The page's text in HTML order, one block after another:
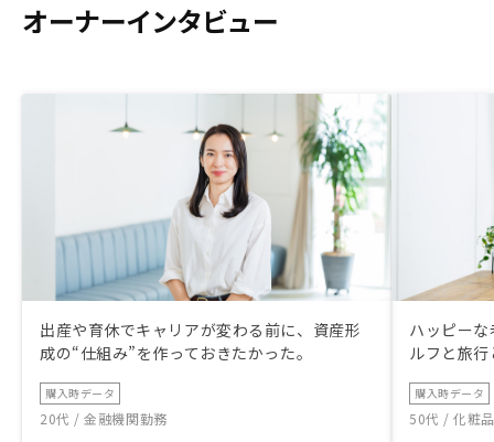
オーナーインタビュー
出産や育休でキャリアが変わる前に、資産形
成の“仕組み”を作っておきたかった。
購入時データ
20代 / 金融機関勤務
ハッピー
ルフと旅
購入時データ
50代 / 化粧